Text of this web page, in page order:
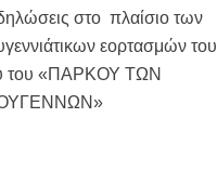
στο πλαίσιο των
εορτασμών του
του «ΠΑΡΚΟΥ ΤΩΝ